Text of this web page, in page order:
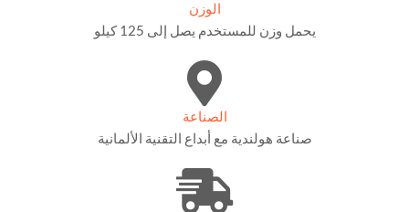
الوزن
يحمل وزن للمستخدم يصل إلى 125 كيلو
الصناعة
صناعة هولندية مع أبداع التقنية الألمانية